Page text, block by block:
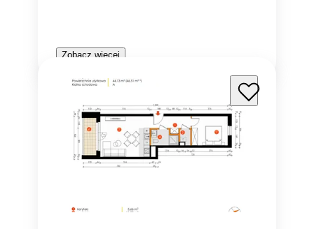
Zobacz więcej